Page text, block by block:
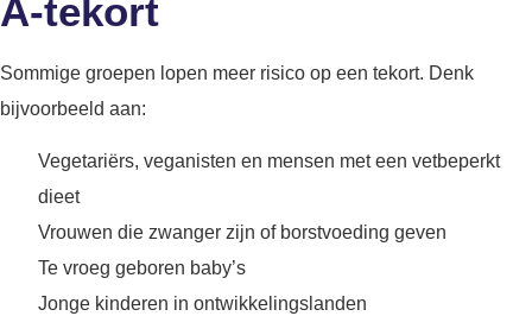
A-tekort
Sommige groepen lopen meer risico op een tekort. Denk
bijvoorbeeld aan:
Vegetariërs, veganisten en mensen met een vetbeperkt
dieet
Vrouwen die zwanger zijn of borstvoeding geven
Te vroeg geboren baby’s
Jonge kinderen in ontwikkelingslanden